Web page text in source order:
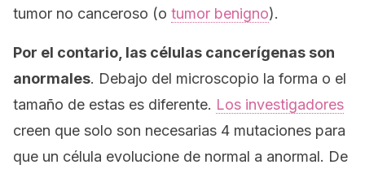
tumor no canceroso (o tumor benigno).
Por el contario, las células cancerígenas son
anormales. Debajo del microscopio la forma o el
tamaño de estas es diferente. Los investigadores
creen que solo son necesarias 4 mutaciones para
que un célula evolucione de normal a anormal. De